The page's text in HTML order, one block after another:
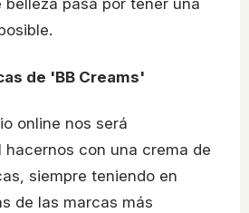
belleza pasa por tener una
de 'BB Creams'
online nos será
con una crema de
siempre teniendo en
de las marcas más